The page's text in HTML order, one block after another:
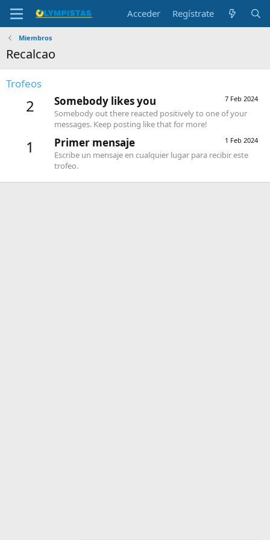
Acceder Regístrate
Miembros
Recalcao
Trofeos
2 7 Feb 2024
Somebody likes you
Somebody out there reacted positively to one of your
messages. Keep posting like that for more!
1 1 Feb 2024
Primer mensaje
Escribe un mensaje en cualquier lugar para recibir este
trofeo.